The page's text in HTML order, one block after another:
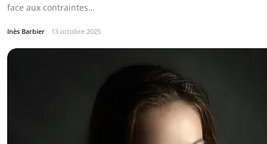
face aux contraintes…
Inès Barbier 13 octobre 2025